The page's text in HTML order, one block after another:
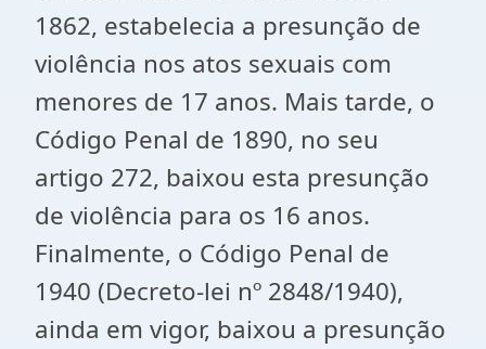
1862, estabelecia a presunção de
violência nos atos sexuais com
menores de 17 anos. Mais tarde, o
Código Penal de 1890, no seu
artigo 272, baixou esta presunção
de violência para os 16 anos.
Finalmente, o Código Penal de
1940 (Decreto-lei nº 2848/1940),
ainda em vigor, baixou a presunção